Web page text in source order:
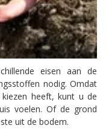
eisen aan de
nodig. Omdat
heeft, kunt u de
voelen. Of de grond
uit de bodem.